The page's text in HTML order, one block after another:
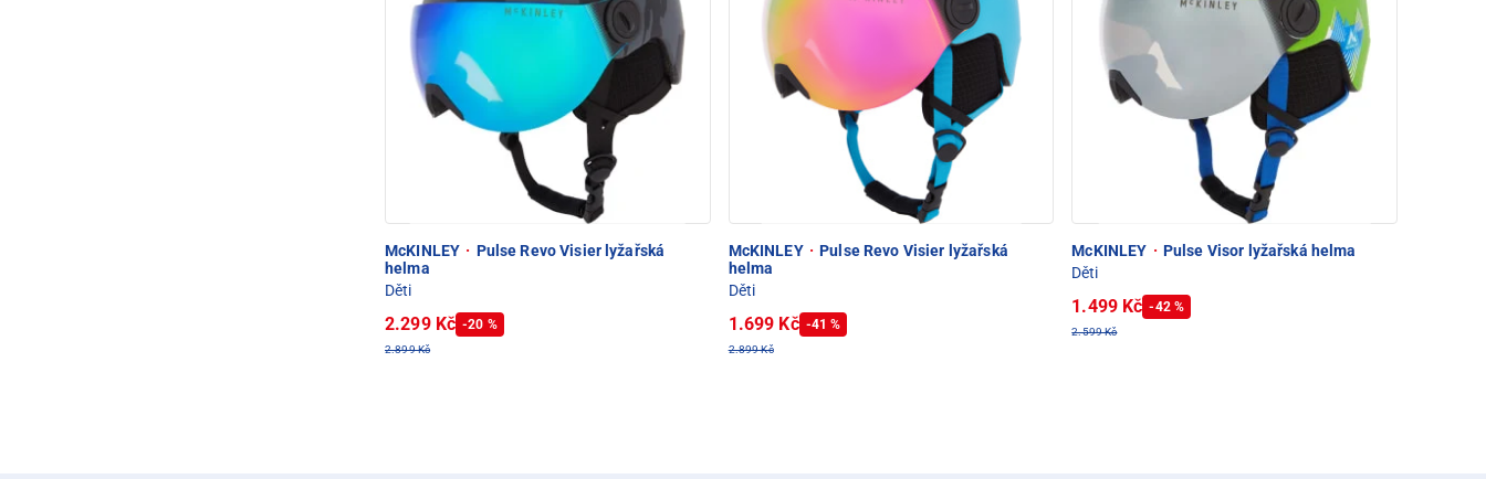
McKINLEY · Pulse Revo Visier lyžařská
helma
Děti
2.299 Kč -20 %
2.899 Kč
McKINLEY · Pulse Revo Visier lyžařská
helma
Děti
1.699 Kč -41 %
2.899 Kč
McKINLEY · Pulse Visor lyžařská helma
Děti
1.499 Kč -42 %
2.599 Kč